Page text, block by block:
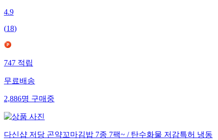
4.9
(18)
747 적립
무료배송
2,886명 구매중
다신샵 저당 곤약꼬마김밥 7종 7팩~ / 탄수화물 저감특허 냉동